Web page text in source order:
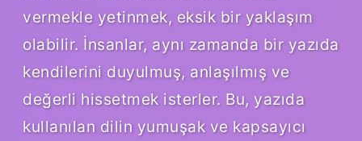
vermekle yetinmek, eksik bir yaklaşım
olabilir. İnsanlar, aynı zamanda bir yazıda
kendilerini duyulmuş, anlaşılmış ve
değerli hissetmek isterler. Bu, yazıda
kullanılan dilin yumuşak ve kapsayıcı